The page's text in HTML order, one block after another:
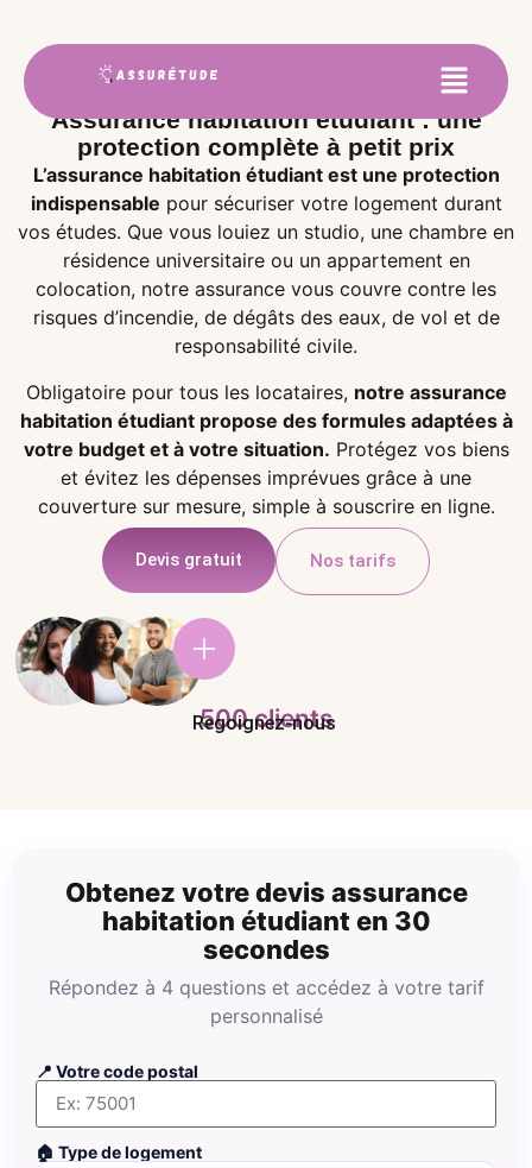
Assurance habitation étudiant : une
protection complète à petit prix
L’assurance habitation étudiant est une protection
indispensable pour sécuriser votre logement durant
vos études. Que vous louiez un studio, une chambre en
résidence universitaire ou un appartement en
colocation, notre assurance vous couvre contre les
risques d’incendie, de dégâts des eaux, de vol et de
responsabilité civile.
Obligatoire pour tous les locataires, notre assurance
habitation étudiant propose des formules adaptées à
votre budget et à votre situation. Protégez vos biens
et évitez les dépenses imprévues grâce à une
couverture sur mesure, simple à souscrire en ligne.
Devis gratuit Nos tarifs
500 clients
Regoignez-nous
Obtenez votre devis assurance
habitation étudiant en 30
secondes
Répondez à 4 questions et accédez à votre tarif
personnalisé
📍 Votre code postal
🏠 Type de logement